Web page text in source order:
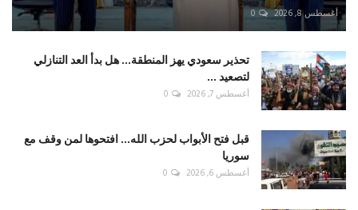
أغسطس 8, 2026 0
تحذير سعودي يهز المنطقة... هل بدأ العد التنازلي
لتصعيد ...
أغسطس 7, 2026 0
قبل فتح الأبواب لحزب الله... افتحوها لمن وقف مع
سوريا
أغسطس 6, 2026 0